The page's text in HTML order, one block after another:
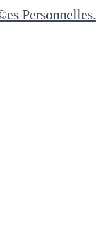
Personnelles.